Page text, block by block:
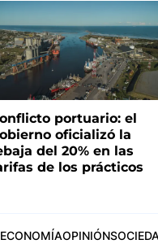
portuario: el
oficializó la
del 20% en las
de los prácticos
ECONOMÍAOPINIÓN